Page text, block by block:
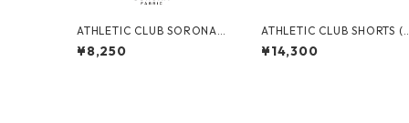
ATHLETIC CLUB SORONA®
TEE (CH GREY)
¥8,250
ATHLETIC CLUB SHORTS
REEN)
¥14,300